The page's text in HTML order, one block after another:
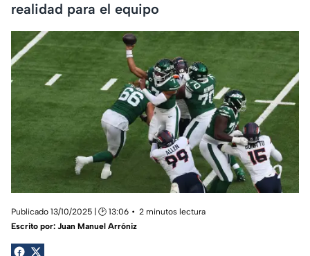
realidad para el equipo
Publicado 13/10/2025 | 🕑 13:06
2 minutos lectura
Escrito por: Juan Manuel Arróniz